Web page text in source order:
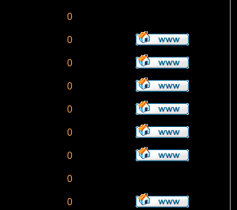
0
0
0
0
0
0
0
0
0